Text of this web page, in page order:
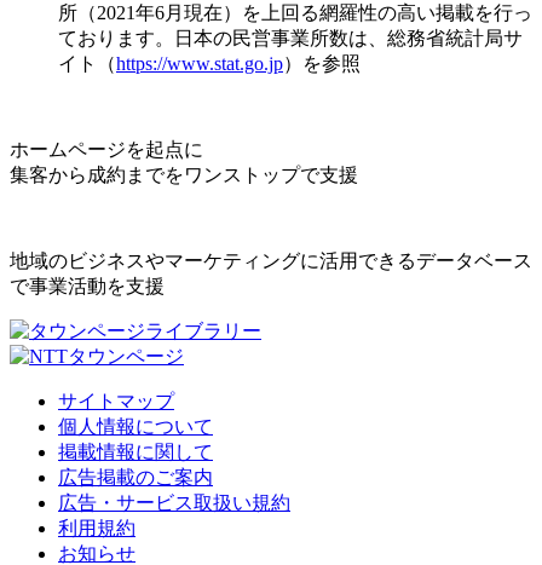
所（2021年6月現在）を上回る網羅性の高い掲載を行っ
ております。日本の民営事業所数は、総務省統計局サ
イト（https://www.stat.go.jp）を参照
ホームページを起点に
集客から成約までをワンストップで支援
地域のビジネスやマーケティングに活用できるデータベース
で事業活動を支援
サイトマップ
個人情報について
掲載情報に関して
広告掲載のご案内
広告・サービス取扱い規約
利用規約
お知らせ